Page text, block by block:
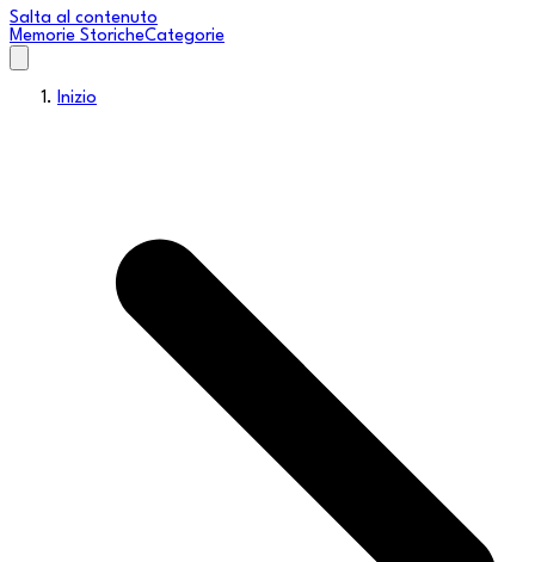
Salta al contenuto
Memorie StoricheCategorie
Inizio